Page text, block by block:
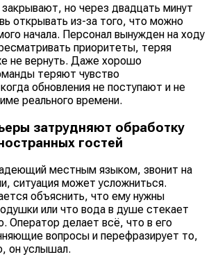
но через двадцать минут
открывать из-за того, что можно
начала. Персонал вынужден на ходу
приоритеты, теряя
не вернуть. Даже хорошо
теряют чувство
обновления не поступают и не
реального времени.
затрудняют обработку
гостей
местным языком, звонит на
ситуация может усложниться.
объяснить, что ему нужны
или что вода в душе стекает
Оператор делает всё, что в его
вопросы и перефразирует то,
он услышал.